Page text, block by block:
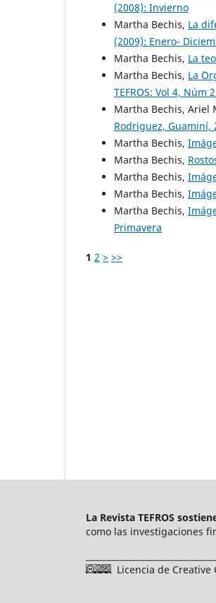
(2008): Invierno
Martha Bechis, La
(2009): Enero-
Martha Bechis, La
Martha Bechis, La
TEFROS: Vol 4, Núm
Martha Bechis, Ariel
Rodriguez, Guaminí,
Martha Bechis,
Martha Bechis,
Martha Bechis,
Martha Bechis,
Martha Bechis,
Primavera
1 2 > >>
La Revista TEFROS
como las investigaciones
Licencia de